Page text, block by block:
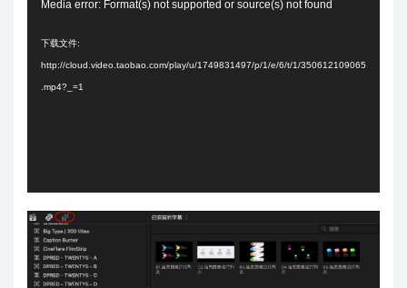
Media error: Format(s) not supported or source(s) not found
下载文件:
http://cloud.video.taobao.com/play/u/1749831497/p/1/e/6/t/1/350612109065
.mp4?_=1